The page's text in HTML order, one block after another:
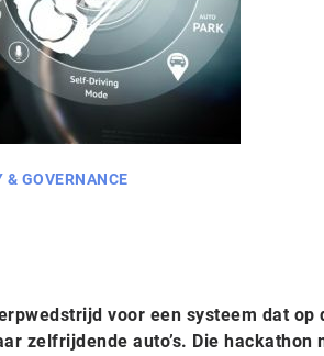
& GOVERNANCE
voor een systeem dat op
zelfrijdende auto’s. Die hackathon